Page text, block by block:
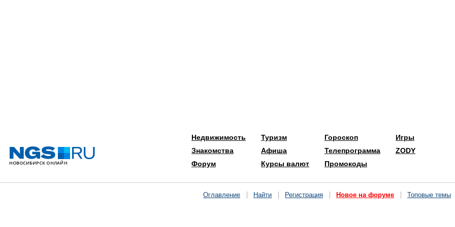
Недвижимость
Знакомства
Форум
Туризм
Афиша
Курсы валют
Гороскоп
Телепрограмма
Промокоды
Игры
ZODY
Оглавление Найти Регистрация Новое на форуме Топовые темы